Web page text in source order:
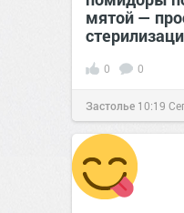
мятой —
0 0
Застолье 10:19